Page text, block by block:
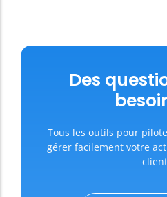
Des
Tous les outils pour
gérer facilement votre
client